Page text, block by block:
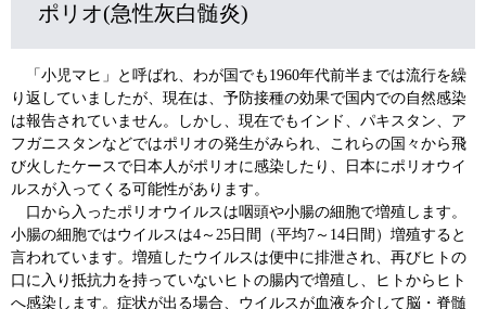
ポリオ(急性灰白髄炎)
「小児マヒ」と呼ばれ、わが国でも1960年代前半までは流行を繰
り返していましたが、現在は、予防接種の効果で国内での自然感染
は報告されていません。しかし、現在でもインド、パキスタン、ア
フガニスタンなどではポリオの発生がみられ、これらの国々から飛
び火したケースで日本人がポリオに感染したり、日本にポリオウイ
ルスが入ってくる可能性があります。
口から入ったポリオウイルスは咽頭や小腸の細胞で増殖します。
小腸の細胞ではウイルスは4～25日間（平均7～14日間）増殖すると
言われています。増殖したウイルスは便中に排泄され、再びヒトの
口に入り抵抗力を持っていないヒトの腸内で増殖し、ヒトからヒト
へ感染します。症状が出る場合、ウイルスが血液を介して脳・脊髄